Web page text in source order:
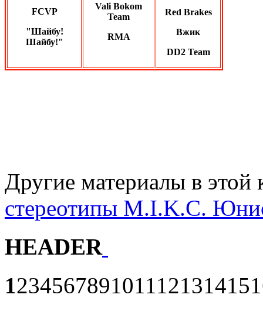
FCVP
"Шайбу!
Шайбу!"
Vali Bokom
Team
RMA
Red Brakes
Вжик
DD2 Team
Другие материалы в этой
стереотипы M.I.K.C.
HEADER
123456789101112131415